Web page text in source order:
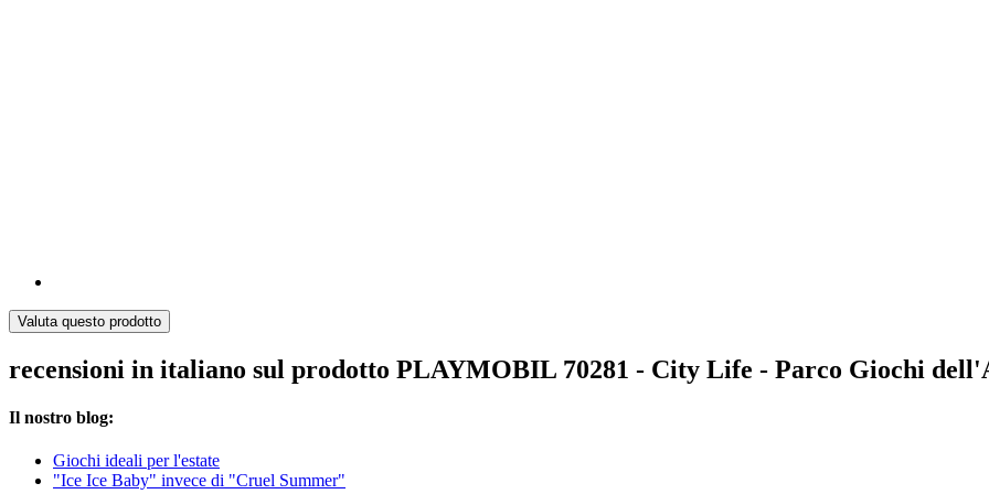
Valuta questo prodotto
recensioni in italiano sul prodotto PLAYMOBIL 70281 - City Life - Parco Giochi
Il nostro blog:
Giochi ideali per l'estate
"Ice Ice Baby" invece di "Cruel Summer"